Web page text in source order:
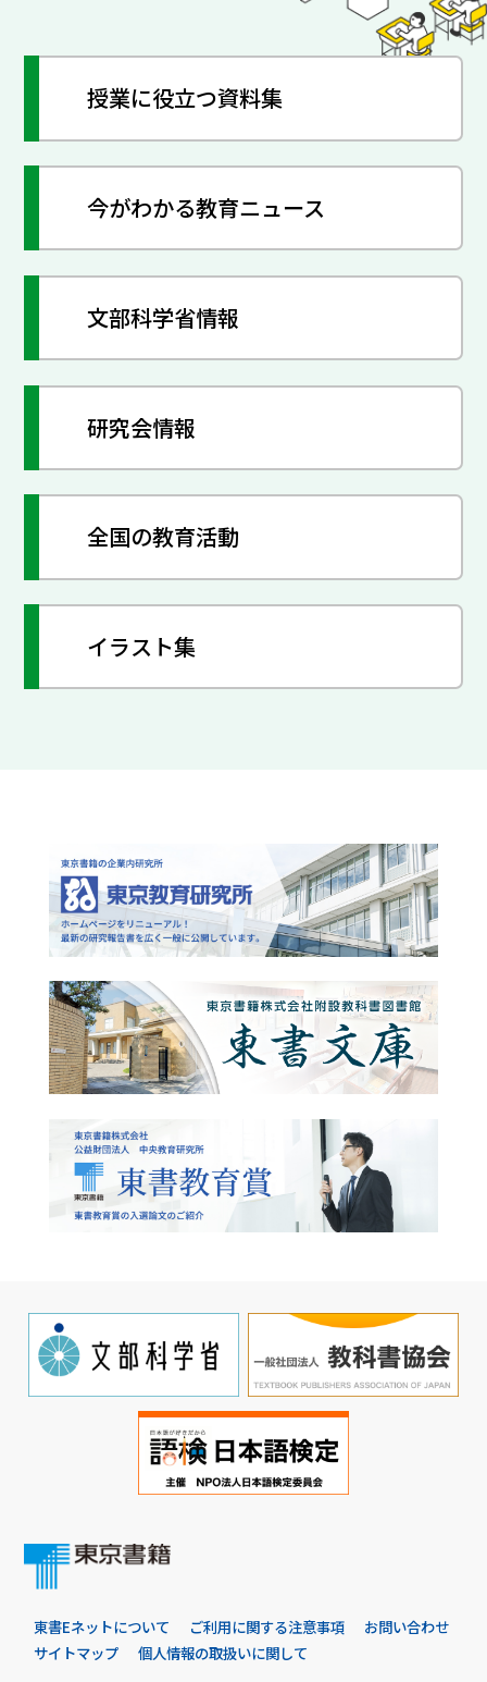
授業に役立つ資料集
今がわかる教育ニュース
文部科学省情報
研究会情報
全国の教育活動
イラスト集
東書Eネットについて ご利用に関する注意事項
お問い合わせ
サイトマップ
個人情報の取扱いに関して